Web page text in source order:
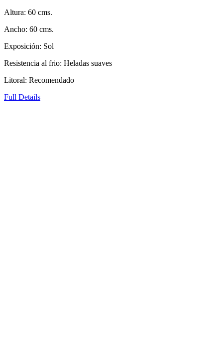
Altura: 60 cms.
Ancho: 60 cms.
Exposición: Sol
Resistencia al frio: Heladas suaves
Litoral: Recomendado
Full Details